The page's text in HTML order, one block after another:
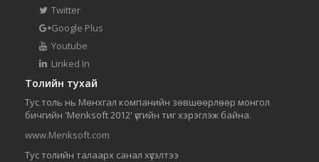
Twitter
Google Plus
Youtube
Linked In
Толийн тухай
Тус толь нь Мөнхгал компанийн зөвшөөрлөөр монгол
бичгийн 'Menksoft 2012' үсгийн тиг хэрэглэж байна.
www.Menksoft.com
Тус толийн талаарх санал хүсэлтээ